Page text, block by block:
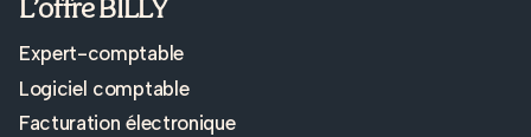
L’offre BILLY
Expert-comptable
Logiciel comptable
Facturation électronique